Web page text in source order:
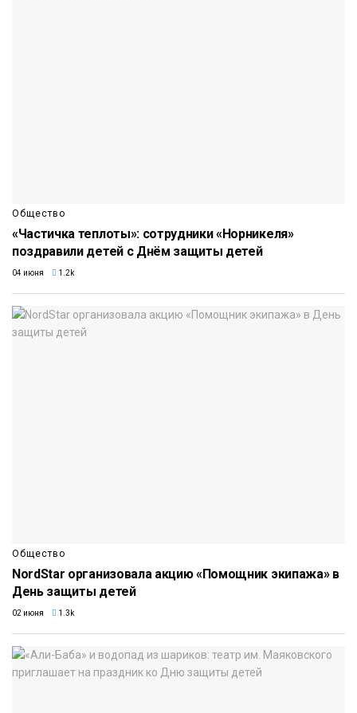
Общество
«Частичка теплоты»: сотрудники «Норникеля»
поздравили детей с Днём защиты детей
04 июня 1.2k
Общество
NordStar организовала акцию «Помощник экипажа» в
День защиты детей
02 июня 1.3k